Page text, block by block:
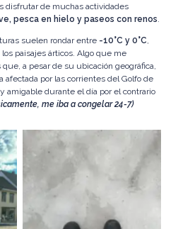
disfrutar de muchas actividades
pesca en hielo y paseos con renos.
suelen rondar entre -10°C y 0°C,
paisajes árticos. Algo que me
a pesar de su ubicación geográfica,
por las corrientes del Golfo de
amigable durante el día por el contrario
me iba a congelar 24-7)
Aunque cuentes con buen
calzado, te recomiendo que
camines con cuidado ya que